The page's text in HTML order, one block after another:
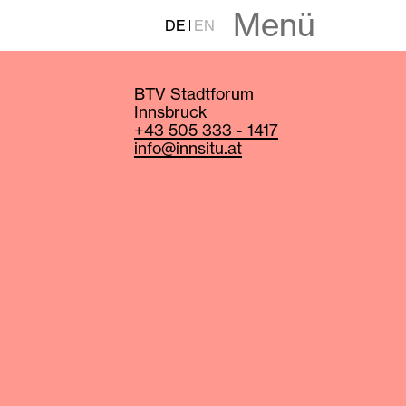
DE EN Menü
BTV Stadtforum
Innsbruck
+43 505 333 - 1417
info@innsitu.at